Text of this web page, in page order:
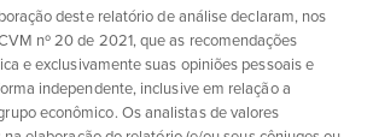
deste relatório de análise declaram, nos
nº 20 de 2021, que as recomendações
e exclusivamente suas opiniões pessoais e
independente, inclusive em relação a
econômico. Os analistas de valores